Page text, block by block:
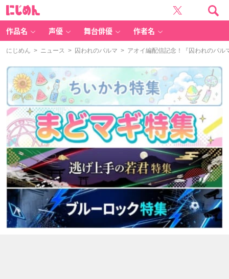
作品名 声優 舞台俳優 作者名
にじめん > ニュース > 囚われのパルマ > アオイ編配信記念！『囚われのパル